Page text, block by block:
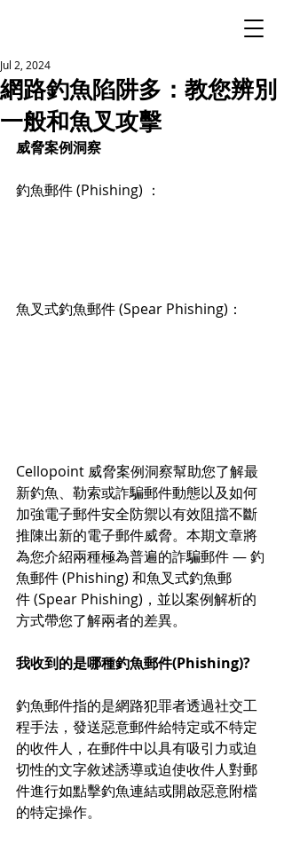
網路釣魚陷阱多：教您辨別
一般和魚叉攻擊
Jul 2, 2024
威脅案例洞察
釣魚郵件 (Phishing) ：
魚叉式釣魚郵件 (Spear Phishing)：
Cellopoint 威脅案例洞察幫助您了解最
新釣魚、勒索或詐騙郵件動態以及如何
加強電子郵件安全防禦以有效阻擋不斷
推陳出新的電子郵件威脅。本期文章將
為您介紹兩種極為普遍的詐騙郵件 ­­­­­— 釣
魚郵件 (Phishing) 和魚叉式釣魚郵
件 (Spear Phishing)，並以案例解析的
方式帶您了解兩者的差異。
我收到的是哪種釣魚郵件(Phishing)?
釣魚郵件指的是網路犯罪者透過社交工
程手法，發送惡意郵件給特定或不特定
的收件人，在郵件中以具有吸引力或迫
切性的文字敘述誘導或迫使收件人對郵
件進行如點擊釣魚連結或開啟惡意附檔
的特定操作。